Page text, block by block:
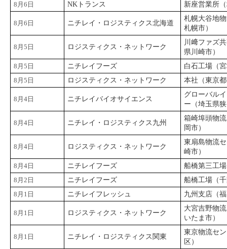
8月6日
NKトランス 新座営業所
8月6日 ニチレイ・ロジスティクス北海道
札幌大谷地
札幌市）
8月5日 ロジスティクス・ネットワーク
川﨑ファズ
県川崎市）
8月5日
ニチレイフーズ
白石工場（
8月5日
ロジスティクス・ネットワーク 本社（東京
8月4日 ニチレイバイオサイエンス
グローバル
ー（埼玉県
8月4日 ニチレイ・ロジスティクス九州
箱崎埠頭物
岡市）
8月4日 ロジスティクス・ネットワーク
東扇島物流
崎市）
8月4日
ニチレイフーズ
船橋第三工
8月2日
ニチレイフーズ
船橋工場（
8月1日
ニチレイフレッシュ 九州支店（
8月1日 ロジスティクス・ネットワーク
大宮吉野物
いたま市）
8月1日 ニチレイ・ロジスティクス関東
東京物流セ
区）